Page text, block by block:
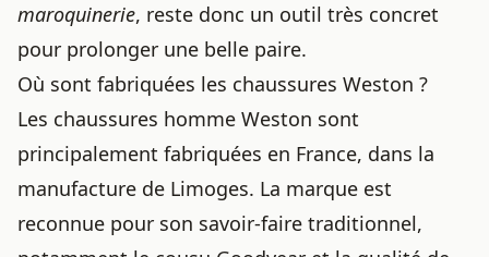
maroquinerie, reste donc un outil très concret
pour prolonger une belle paire.
Où sont fabriquées les chaussures Weston ?
Les chaussures homme Weston sont
principalement fabriquées en France, dans la
manufacture de Limoges. La marque est
reconnue pour son savoir-faire traditionnel,